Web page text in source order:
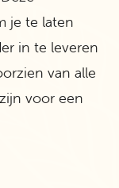
je te laten
in te leveren
van alle
voor een